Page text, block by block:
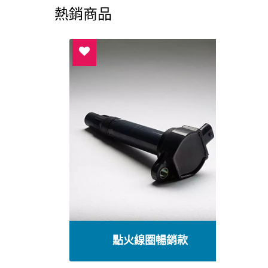
熱銷商品
點火線圈暢銷款